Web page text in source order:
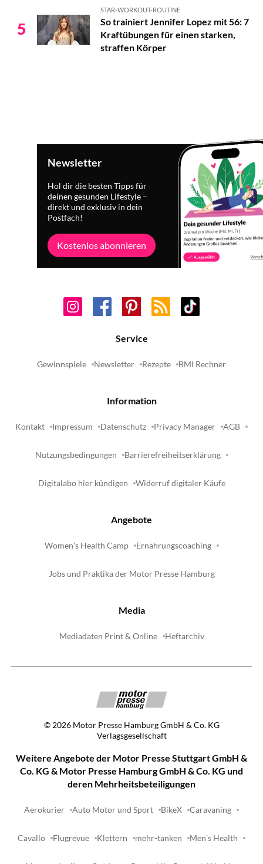
5
STAR-WORKOUT-ROUTINE
So trainiert Jennifer Lopez mit 56: 7
Kraftübungen für einen starken,
straffen Körper
Newsletter
Hol dir die besten Tipps für
deinen gesunden Lifestyle –
direkt und exklusiv in dein
Postfach!
Kostenlos abonnieren
Service
Gewinnspiele Newsletter Rezepte BMI Rechner
Information
Kontakt Impressum Datenschutz Privacy Manager AGB
Nutzungsbedingungen Barrierefreiheitserklärung
Digitalabo hier kündigen Widerruf digitaler Käufe
Angebote
Women's Health Camp Ernährungscoaching
Jobs und Praktika der Motor Presse Hamburg
Media
Mediadaten Print & Online Heftarchiv
© 2026 Motor Presse Hamburg GmbH & Co. KG
Verlagsgesellschaft
Weitere Angebote der Motor Presse Stuttgart GmbH &
Co. KG & Motor Presse Hamburg GmbH & Co. KG und
deren Mehrheitsbeteiligungen
Aerokurier Auto Motor und Sport BikeX Caravaning
Cavallo Flugrevue Klettern mehr-tanken Men's Health